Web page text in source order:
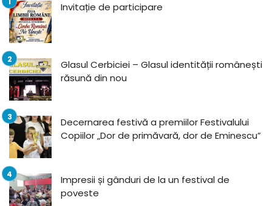
Invitație de participare
Glasul Cerbiciei – Glasul identității românești
răsună din nou
Decernarea festivă a premiilor Festivalului
Copiilor „Dor de primăvară, dor de Eminescu”
Impresii și gânduri de la un festival de
poveste